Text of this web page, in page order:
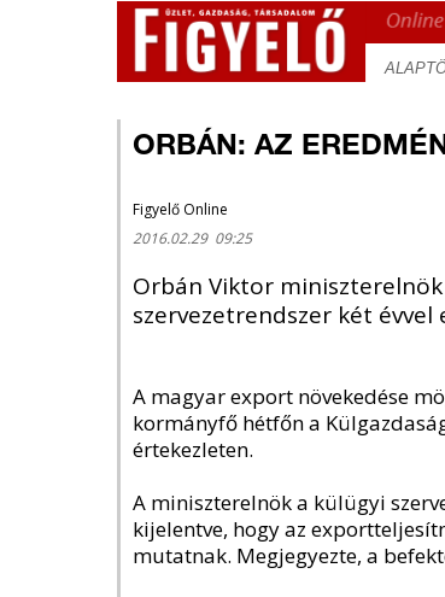
ORBÁN: AZ
Figyelő Online
2016.02.29 09:25
Orbán Viktor
szervezetrendszer két
A magyar export növekedése
kormányfő hétfőn a
értekezleten.
A miniszterelnök a külügyi
kijelentve, hogy az
mutatnak. Megjegyezte, a